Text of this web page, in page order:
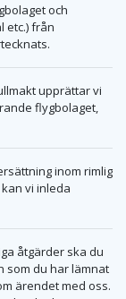
och
etc.) från
upprättar vi
flygbolaget,
inom rimlig
vi inleda
åtgärder ska du
som du har lämnat
ärendet med oss.